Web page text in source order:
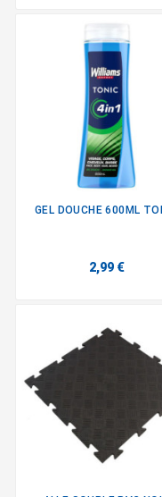
GEL DOUCHE 600ML
2,99 €